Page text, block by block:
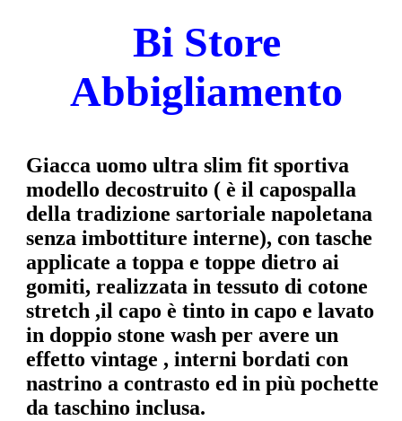
Bi Store
Abbigliamento
Giacca uomo ultra slim fit sportiva
modello decostruito ( è il capospalla
della tradizione sartoriale napoletana
senza imbottiture interne), con tasche
applicate a toppa e toppe dietro ai
gomiti, realizzata in tessuto di cotone
stretch ,il capo è tinto in capo e lavato
in doppio stone wash per avere un
effetto vintage ,interni bordati con
nastrino a contrasto ed in più pochette
da taschino inclusa.